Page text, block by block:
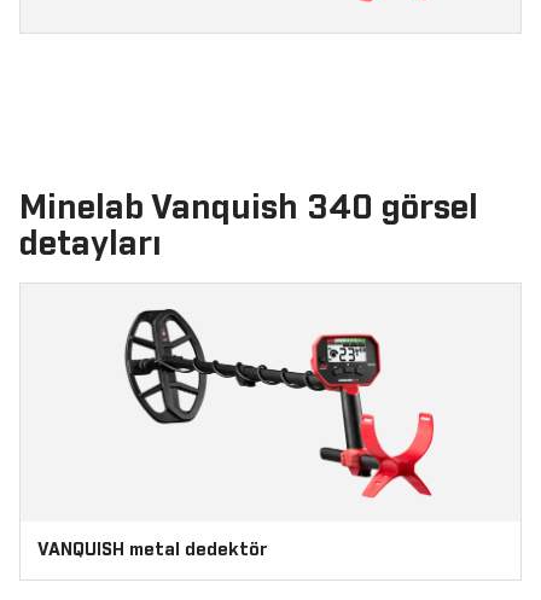
Minelab Vanquish 340 görsel
detayları
VANQUISH metal dedektör